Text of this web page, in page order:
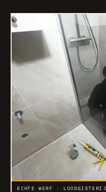
ECHTE WERF · LOODGIETERIJ